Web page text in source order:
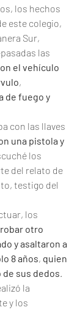
los hechos
este colegio,
Sur,
las
el vehículo
,
de fuego y
con las llaves
una pistola y
los
del relato de
testigo del
los
otro
y asaltaron a
8 años, quien
sus dedos.
la
y los